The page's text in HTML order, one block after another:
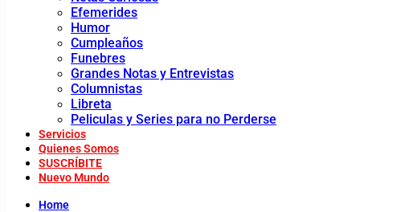
Efemerides
Humor
Cumpleaños
Funebres
Grandes Notas y Entrevistas
Columnistas
Libreta
Peliculas y Series para no Perderse
Servicios
Quienes Somos
SUSCRÍBITE
Nuevo Mundo
Home